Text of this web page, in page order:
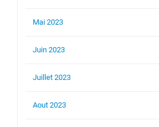
Mai 2023
Juin 2023
Juillet 2023
Aout 2023